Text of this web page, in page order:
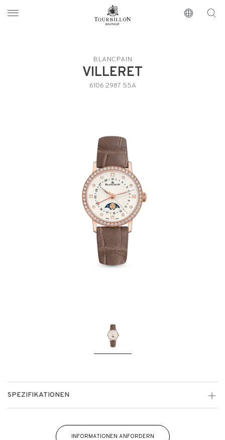
https://www.tourbillon.com/de
BLANCPAIN
VILLERET
6106 2987 55A
SPEZIFIKATIONEN
INFORMATIONEN ANFORDERN